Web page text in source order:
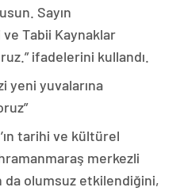
Sayın
ve Tabii Kaynaklar
ifadelerini kullandı.
yeni yuvalarına
tarihi ve kültürel
merkezli
da olumsuz etkilendiğini,